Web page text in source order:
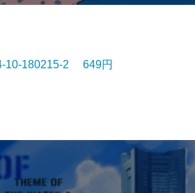
10-180215-2 649円